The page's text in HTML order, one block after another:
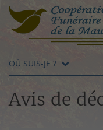
OÙ SUIS-JE ?
Avis de